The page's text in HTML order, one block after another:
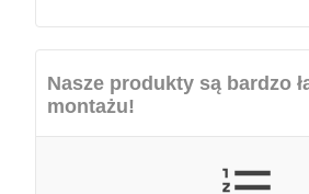
Nasze produkty są bardzo
montażu!